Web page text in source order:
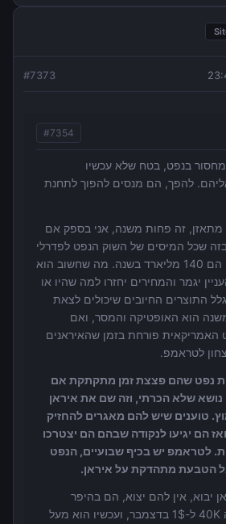
#7373
#7354
בנפט, בטח שלא עכשיו
להפך, הם מנסים להפוך לתחנת
מתאזן, זה פחות משנה, אני בספק אם
שכל המיסים של השוק הנפט לפדרלי
ולרמת המדינה יחדיו הם 140 מליארד בשנה. מה שחשוב הוא
יגמר והמחירים יחזרו למה שהיו או
התוצרים החיובים שיכולים לצאת
הוא האופטיקה והמסר, ואם
פורחת בזמן שהאיראנים
לטראמפ.
נפט שהם פצצת זמן מתקתקת אם
שלא הכרתי, וזה שם את איראן
טוענים שיש להם מאגרים להחזיק
הם יגיעו לנקודה שבהם הם יצטרכו
לטראמפ יש בכיף שבועיים, הנפט
יבוא, אין להם יצוא, הם בהיפר
אנפלציה (הריאל היה 40K ל-1$ בדצמבר, ועכשיו הוא מעל